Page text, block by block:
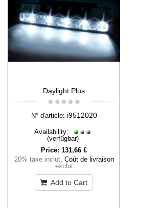
Daylight Plus
N° d'article: i9512020
Availability:
(verfügbar)
Price: 131,66 €
20% taxe inclut, Coût de livraison
exclut
Add to Cart